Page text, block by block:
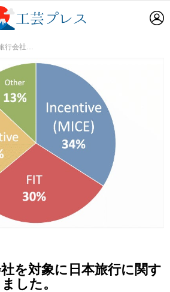
する調査を実施しました。
を対象に日本旅行に関す
した。